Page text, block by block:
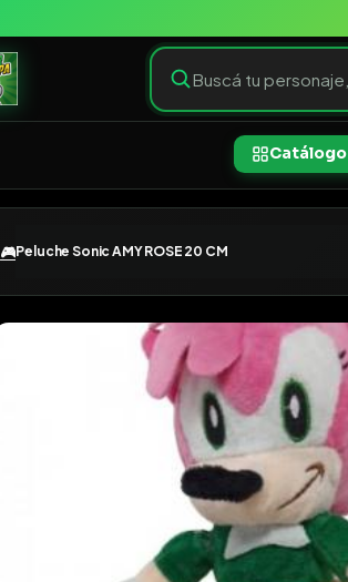
Catálogo
🎮Peluche Sonic AMY ROSE 20 CM